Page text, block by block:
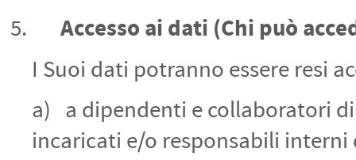
Accesso ai dati (Chi può
I Suoi dati potranno essere resi
a) a dipendenti e collaboratori
incaricati e/o responsabili